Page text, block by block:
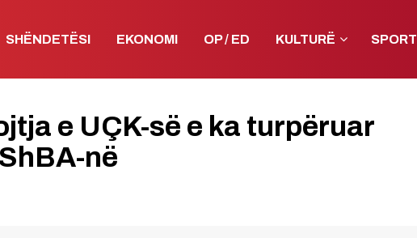
SHËNDETËSI EKONOMI OP / ED KULTURË SPORT
e UÇK-së e ka turpëruar
në